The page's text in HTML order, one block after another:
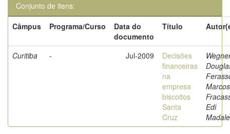
Conjunto de itens:
Câmpus
Programa/Curso
Data do
documento
Título
Curitiba - Jul-2009
Decisões
financeiras
na
empresa
biscoitos
Santa
Cruz
Edi